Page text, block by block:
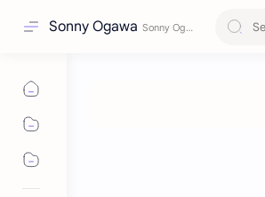
Sonny Ogawa